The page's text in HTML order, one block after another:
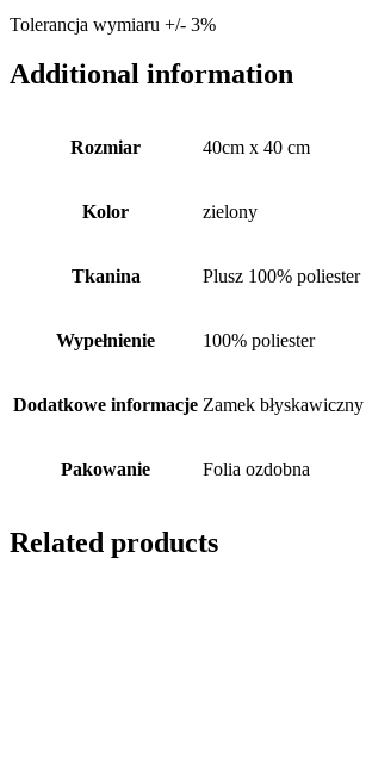
Tolerancja wymiaru +/- 3%
Additional information
Rozmiar 40cm x 40 cm
Kolor zielony
Tkanina Plusz 100% poliester
Wypełnienie 100% poliester
Dodatkowe informacje Zamek
Pakowanie Folia ozdobna
Related products